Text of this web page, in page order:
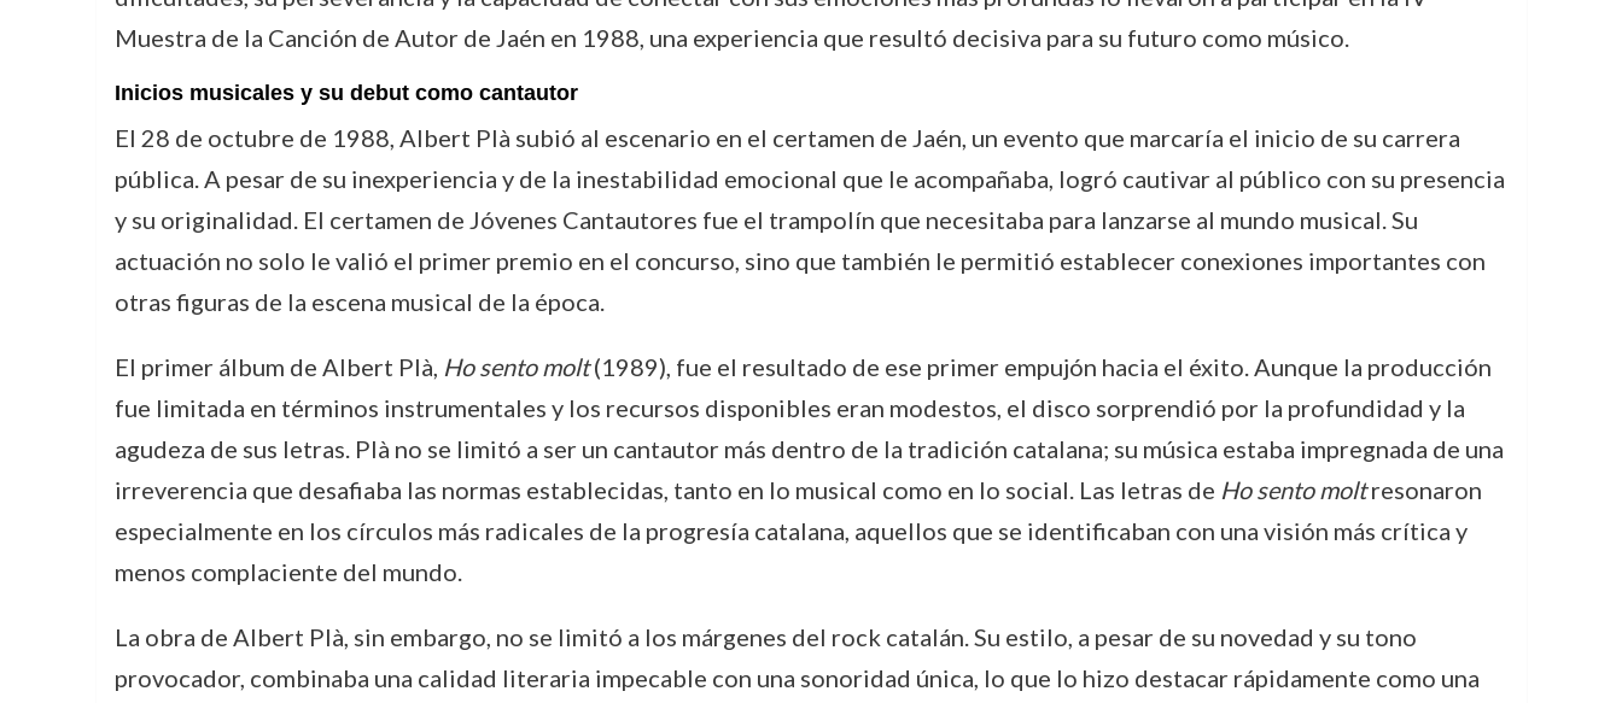
Muestra de la Canción de Autor de Jaén en 1988, una experiencia que resultó decisiva para su futuro como músico.
Inicios musicales y su debut como cantautor
El 28 de octubre de 1988, Albert Plà subió al escenario en el certamen de Jaén, un evento que marcaría el inicio de su carrera
pública. A pesar de su inexperiencia y de la inestabilidad emocional que le acompañaba, logró cautivar al público con su presencia
y su originalidad. El certamen de Jóvenes Cantautores fue el trampolín que necesitaba para lanzarse al mundo musical. Su
actuación no solo le valió el primer premio en el concurso, sino que también le permitió establecer conexiones importantes con
otras figuras de la escena musical de la época.
El primer álbum de Albert Plà, Ho sento molt(1989), fue el resultado de ese primer empujón hacia el éxito. Aunque la producción
fue limitada en términos instrumentales y los recursos disponibles eran modestos, el disco sorprendió por la profundidad y la
agudeza de sus letras. Plà no se limitó a ser un cantautor más dentro de la tradición catalana; su música estaba impregnada de una
irreverencia que desafiaba las normas establecidas, tanto en lo musical como en lo social. Las letras de Ho sento moltresonaron
especialmente en los círculos más radicales de la progresía catalana, aquellos que se identificaban con una visión más crítica y
menos complaciente del mundo.
La obra de Albert Plà, sin embargo, no se limitó a los márgenes del rock catalán. Su estilo, a pesar de su novedad y su tono
provocador, combinaba una calidad literaria impecable con una sonoridad única, lo que lo hizo destacar rápidamente como una